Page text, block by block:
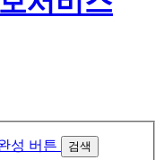
검색